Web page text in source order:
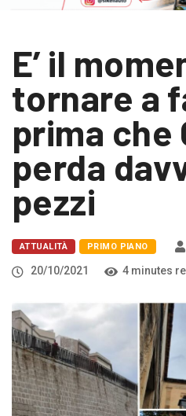
E’ il
tornare a
prima che
perda
pezzi
ATTUALITÀ PRIMO PIANO
20/10/2021
4 minutes